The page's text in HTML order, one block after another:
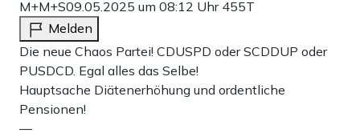
M+M+S09.05.2025 um 08:12 Uhr 455T
Melden
Die neue Chaos Partei! CDUSPD oder SCDDUP oder
PUSDCD. Egal alles das Selbe!
Hauptsache Diätenerhöhung und ordentliche
Pensionen!
—